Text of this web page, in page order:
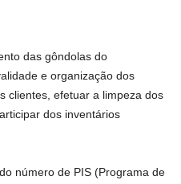
das gôndolas do
e organização dos
clientes, efetuar a limpeza dos
dos inventários
número de PIS (Programa de